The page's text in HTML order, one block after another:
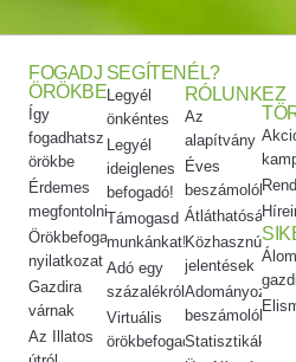
FOGADJ
ÖRÖKBE
Így
fogadhatsz
örökbe
Érdemes
megfontolni
Örökbefogadói
nyilatkozat
Gazdira
várnak
Az Illatos
SEGÍTENÉL?
Legyél
önkéntes
Legyél
ideiglenes
befogadó!
Támogasd
munkánkat!
Adó egy
százalékról
Virtuális
örökbefogadás
RÓLUNK
Az
alapítvány
Éves
beszámolók
Átláthatóság
Közhasznúsági
jelentések
Adományozási
beszámolók
Statisztikák
EZ
Álom